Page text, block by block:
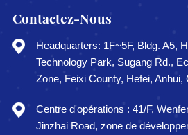
Contactez-Nous
Headquarters: 1F~5F, Bldg. A5,
Technology Park, Sugang Rd.,
Zone, Feixi County, Hefei, Anhui,
Centre d'opérations : 41/F,
Jinzhai Road, zone de